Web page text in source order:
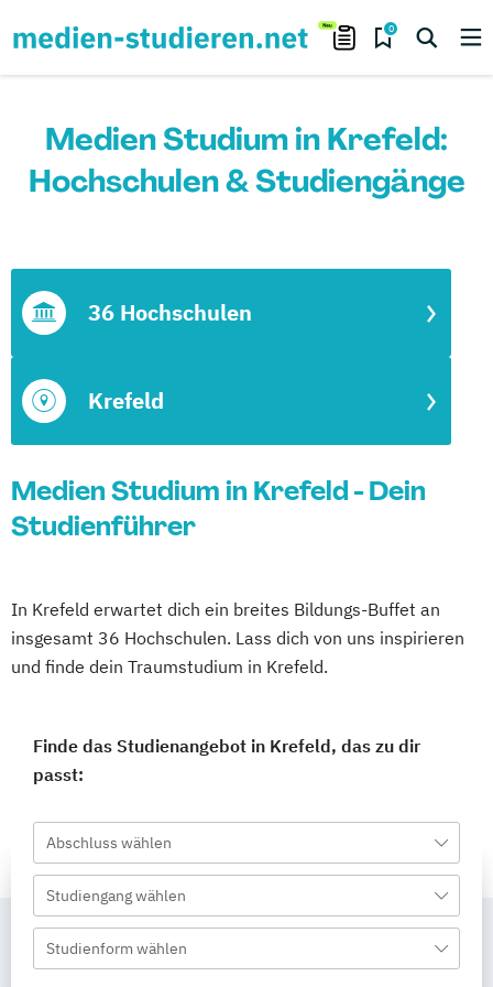
0
Medien Studium in Krefeld:
Hochschulen & Studiengänge
Krefeld
36 Hochschulen
Medien Studium in Krefeld - Dein
Studienführer
In Krefeld erwartet dich ein breites Bildungs-Buffet an
insgesamt 36 Hochschulen. Lass dich von uns inspirieren
und finde dein Traumstudium in Krefeld.
Finde das Studienangebot in Krefeld, das zu dir
passt:
Abschluss wählen
Studiengang wählen
Studienform wählen